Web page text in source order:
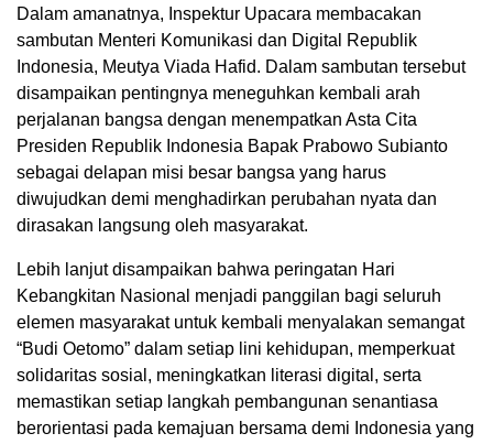
Dalam amanatnya, Inspektur Upacara membacakan
sambutan Menteri Komunikasi dan Digital Republik
Indonesia, Meutya Viada Hafid. Dalam sambutan tersebut
disampaikan pentingnya meneguhkan kembali arah
perjalanan bangsa dengan menempatkan Asta Cita
Presiden Republik Indonesia Bapak Prabowo Subianto
sebagai delapan misi besar bangsa yang harus
diwujudkan demi menghadirkan perubahan nyata dan
dirasakan langsung oleh masyarakat.
Lebih lanjut disampaikan bahwa peringatan Hari
Kebangkitan Nasional menjadi panggilan bagi seluruh
elemen masyarakat untuk kembali menyalakan semangat
“Budi Oetomo” dalam setiap lini kehidupan, memperkuat
solidaritas sosial, meningkatkan literasi digital, serta
memastikan setiap langkah pembangunan senantiasa
berorientasi pada kemajuan bersama demi Indonesia yang